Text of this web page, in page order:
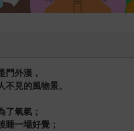
門外漢，
不見的風物景。
了氧氣；
睡一場好覺；